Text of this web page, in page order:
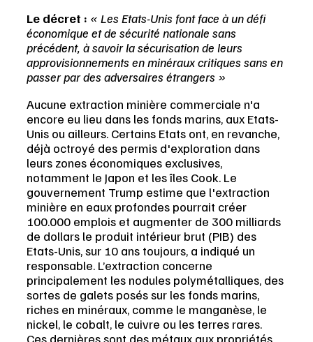
Le décret : « Les Etats-Unis font face à un défi
économique et de sécurité nationale sans
précédent, à savoir la sécurisation de leurs
approvisionnements en minéraux critiques sans en
passer par des adversaires étrangers »
Aucune extraction minière commerciale n'a
encore eu lieu dans les fonds marins, aux Etats-
Unis ou ailleurs. Certains Etats ont, en revanche,
déjà octroyé des permis d'exploration dans
leurs zones économiques exclusives,
notamment le Japon et les îles Cook. Le
gouvernement Trump estime que l'extraction
minière en eaux profondes pourrait créer
100.000 emplois et augmenter de 300 milliards
de dollars le produit intérieur brut (PIB) des
Etats-Unis, sur 10 ans toujours, a indiqué un
responsable. L’extraction concerne
principalement les nodules polymétalliques, des
sortes de galets posés sur les fonds marins,
riches en minéraux, comme le manganèse, le
nickel, le cobalt, le cuivre ou les terres rares.
Ces dernières sont des métaux aux propriétés